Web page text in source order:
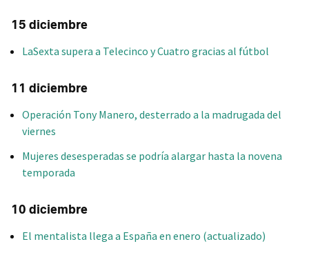
15 diciembre
LaSexta supera a Telecinco y Cuatro gracias al fútbol
11 diciembre
Operación Tony Manero, desterrado a la madrugada del
viernes
Mujeres desesperadas se podría alargar hasta la novena
temporada
10 diciembre
El mentalista llega a España en enero (actualizado)